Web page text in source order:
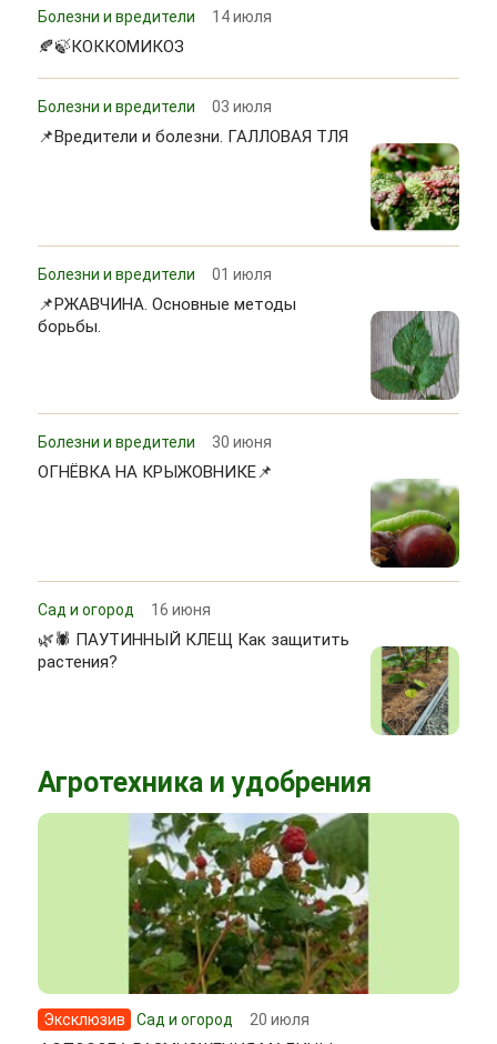
Болезни и вредители 14 июля
🍂🍃КОККОМИКОЗ
Болезни и вредители 03 июля
📌Вредители и болезни. ГАЛЛОВАЯ ТЛЯ
Болезни и вредители 01 июля
📌РЖАВЧИНА. Основные методы
борьбы.
Болезни и вредители 30 июня
ОГНЁВКА НА КРЫЖОВНИКЕ📌
Сад и огород 16 июня
🌿🕷 ПАУТИННЫЙ КЛЕЩ Как защитить
растения?
Агротехника и удобрения
Эксклюзив Сад и огород 20 июля